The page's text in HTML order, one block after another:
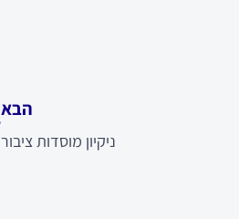
הבא
ניקיון מוסדות ציבור